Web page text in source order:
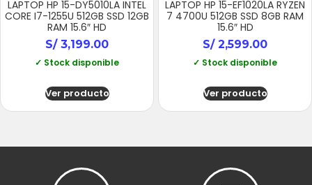
LAPTOP HP 15-DY5010LA INTEL
CORE I7-1255U 512GB SSD 12GB
RAM 15.6″ HD
S/3,199.00
✓ Stock disponible
Ver producto
LAPTOP HP 15-EF1020LA RYZEN
7 4700U 512GB SSD 8GB RAM
15.6″ HD
S/2,599.00
✓ Stock disponible
Ver producto